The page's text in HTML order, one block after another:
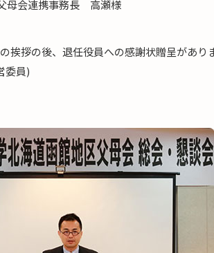
母会連携事務長 高瀬様
拶の後、退任役員への感謝状贈呈があり
委員)